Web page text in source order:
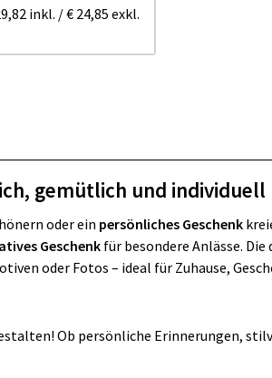
inkl. /€ 24,85 exkl.
gemütlich und individuell
oder ein persönliches Geschenk
Geschenkfür besondere Anlässe.
oder Fotos – ideal für Zuhause,
Ob persönliche Erinnerungen,